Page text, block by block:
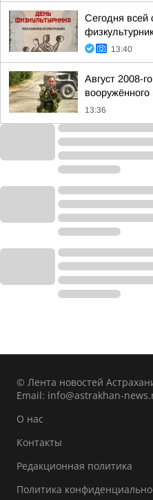
Сегодня всей
13:40
Август 2008-
13:36
© Лента новостей
Email: info@astrakhan-
О нас
Контакты
Редакционная политика
Политика